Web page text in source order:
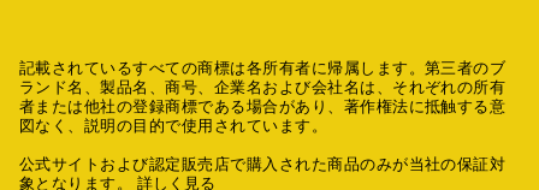
記載されているすべての商標は各所有者に帰属します。第三者のブ
ランド名、製品名、商号、企業名および会社名は、それぞれの所有
者または他社の登録商標である場合があり、著作権法に抵触する意
図なく、説明の目的で使用されています。
公式サイトおよび認定販売店で購入された商品のみが当社の保証対
象となります。 詳しく見る